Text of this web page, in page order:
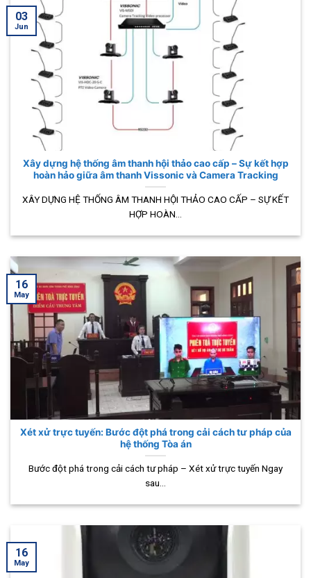
Xây dựng hệ thống âm thanh hội thảo cao cấp – Sự kết hợp
hoàn hảo giữa âm thanh Vissonic và Camera Tracking
XÂY DỰNG HỆ THỐNG ÂM THANH HỘI THẢO CAO CẤP – SỰ KẾT
HỢP HOÀN...
03
Jun
Xét xử trực tuyến: Bước đột phá trong cải cách tư pháp của
hệ thống Tòa án
Bước đột phá trong cải cách tư pháp – Xét xử trực tuyến Ngay
sau...
16
May
16
May